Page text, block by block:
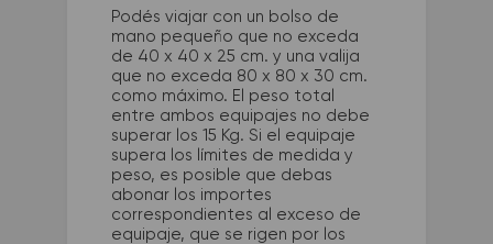
Podés viajar con un bolso de
mano pequeño que no exceda
de 40 x 40 x 25 cm. y una valija
que no exceda 80 x 80 x 30 cm.
como máximo. El peso total
entre ambos equipajes no debe
superar los 15 Kg. Si el equipaje
supera los límites de medida y
peso, es posible que debas
abonar los importes
correspondientes al exceso de
equipaje, que se rigen por los